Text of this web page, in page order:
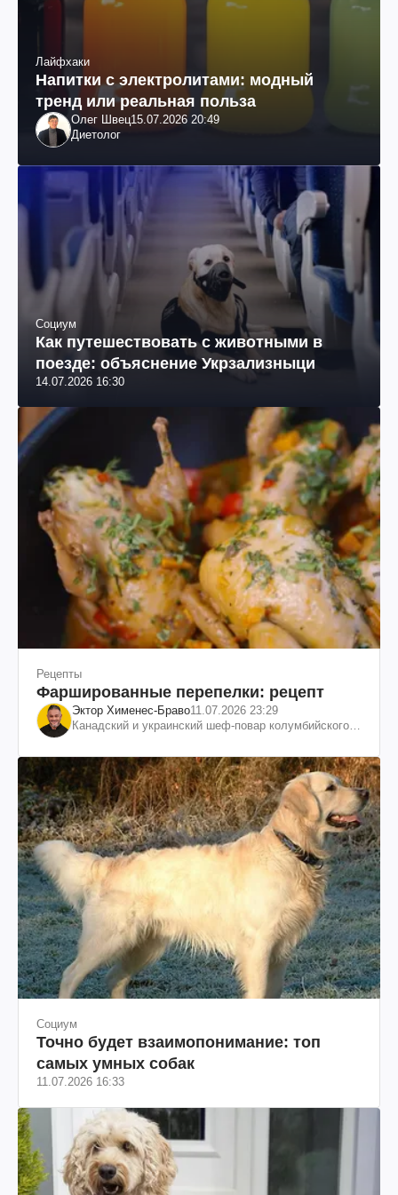
Лайфхаки
Напитки с электролитами: модный
тренд или реальная польза
Олег Швец15.07.2026 20:49
Диетолог
Социум
Как путешествовать с животными в
поезде: объяснение Укрзализныци
14.07.2026 16:30
Рецепты
Фаршированные перепелки: рецепт
Эктор Хименес-Браво11.07.2026 23:29
Канадский и украинский шеф-повар колумбийского
Социум
Точно будет взаимопонимание: топ
самых умных собак
11.07.2026 16:33